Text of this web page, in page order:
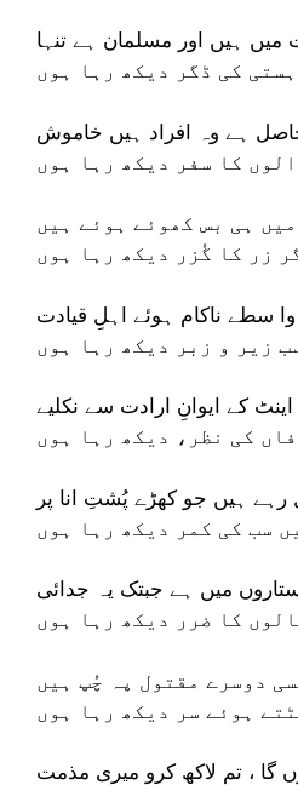
ہیں اور مسلمان ہے تنہا
کی ڈگر دیکھ رہا ہوں
ہے وہ افراد ہیں خاموش
کا سفر دیکھ رہا ہوں
ہی بس کھوئے ہوئے ہیں
زر کا گُزر دیکھ رہا ہوں
سطے ناکام ہوئے اہلِ قیادت
زیر و زبر دیکھ رہا ہوں
کے ایوانِ ارادت سے نکلیے
کی نظر، دیکھ رہا ہوں
رہے ہیں جو کھڑے پُشتِ انا پر
سب کی کمر دیکھ رہا ہوں
میں ہے جبتک یہ جدائی
کا ضرر دیکھ رہا ہوں
دوسرے مقتول پہ چُپ ہیں
ہوئے سر دیکھ رہا ہوں
گا ، تم لاکھ کرو میری مذمت